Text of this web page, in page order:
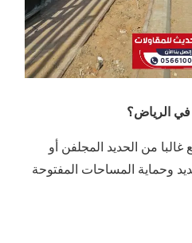
الرياض؟
من الحديد المجلفن أو
وحماية المساحات المفتوحة